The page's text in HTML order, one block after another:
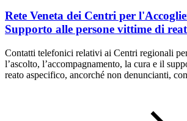
Rete Veneta dei Centri per
Supporto alle persone vittime di
Contatti telefonici relativi ai Centri regionali
l’ascolto, l’accompagnamento, la cura e il
reato aspecifico, ancorché non denuncianti,